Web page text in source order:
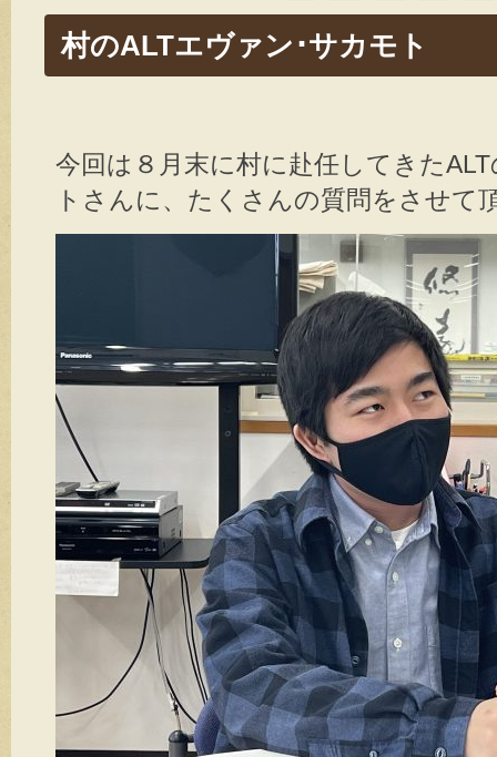
b
o
村のALTエヴァン･サカモト
今回は８月末に村に赴任してきた
トさんに、たくさんの質問をさせて